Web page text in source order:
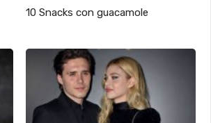
10 Snacks con guacamole